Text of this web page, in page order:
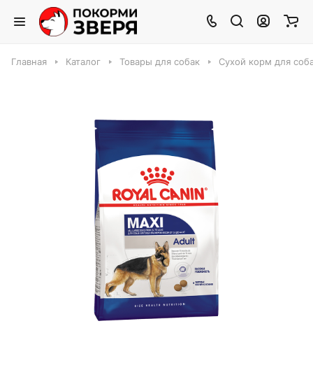
Главная Каталог Товары для собак Сухой корм для